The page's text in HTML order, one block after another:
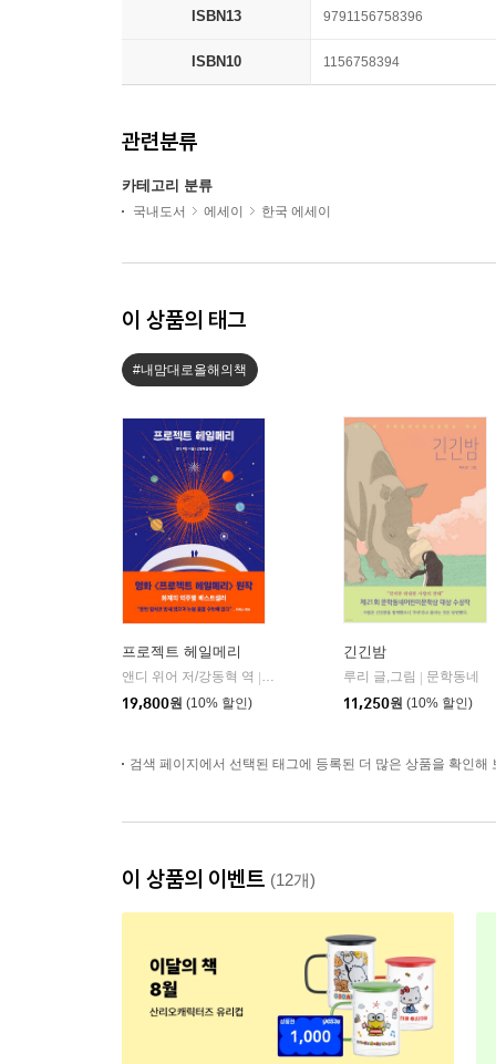
ISBN13 9791156758396
ISBN10 1156758394
관련분류
카테고리 분류
국내도서 에세이 한국 에세이
이 상품의 태그
#내맘대로올해의책
프로젝트 헤일메리
앤디 위어 저/강동혁 역
알에이치코리아(RHK)
19,800원 (10% 할인)
긴긴밤
루리 글,그림
문학동네
11,250원 (10% 할인)
검색 페이지에서 선택된 태그에 등록된 더 많은 상품을 확인해
이 상품의 이벤트 (12개)